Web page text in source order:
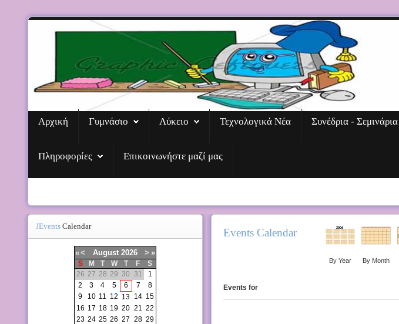
Αρχική Γυμνάσιο Λύκειο Τεχνολογικά Νέα Συνέδρια - Σεμινάρια
Πληροφορίες Επικοινωνήστε μαζί μας
Events Calendar
By Year By Month
Events for
JEventsCalendar
«< August 2026 > »
S M T W T F
S
26 27 28 29 30 31
1
2
3 4 5 6 7
8
9
10 11 12 13 14 15
16 17 18 19 20 21 22
23 24 25 26 27 28 29